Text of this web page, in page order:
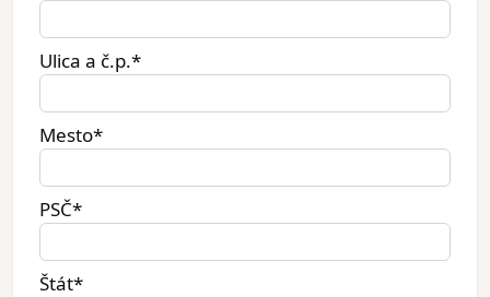
Ulica a č.p.*
Mesto*
PSČ*
Štát*